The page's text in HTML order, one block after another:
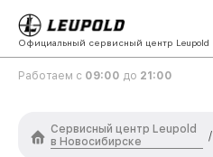
Официальный сервисный центр Leupold
Работаем с 09:00 до 21:00
Сервисный центр Leupold
в Новосибирске
/